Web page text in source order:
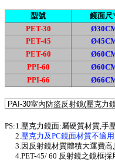
型號 鏡面尺
PET-30
PET-45
PET-60
PPI-60
PPI-66
PS:1.壓克力鏡面:屬硬質材質,手
2.壓克力及PC鏡面材質不適
3.因反射鏡材質體積大運費高,
4.PET-45/ 60 反射鏡之鏡框採